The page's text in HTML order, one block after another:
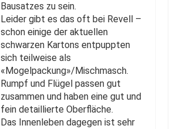
Bausatzes zu sein.
Leider gibt es das oft bei Revell –
schon einige der aktuellen
schwarzen Kartons entpuppten
sich teilweise als
«Mogelpackung»/Mischmasch.
Rumpf und Flügel passen gut
zusammen und haben eine gut und
fein detaillierte Oberfläche.
Das Innenleben dagegen ist sehr